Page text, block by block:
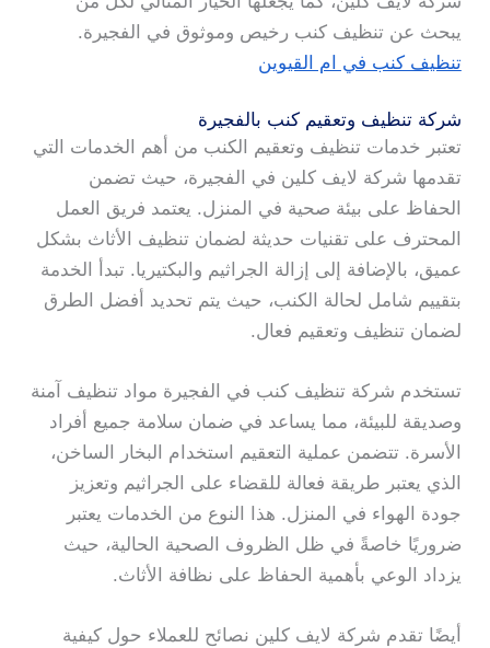
يبحث عن تنظيف كنب رخيص وموثوق في الفجيرة.
تنظيف كنب في ام القيوين
شركة تنظيف وتعقيم كنب بالفجيرة
تعتبر خدمات تنظيف وتعقيم الكنب من أهم الخدمات التي
تقدمها شركة لايف كلين في الفجيرة، حيث تضمن
الحفاظ على بيئة صحية في المنزل. يعتمد فريق العمل
المحترف على تقنيات حديثة لضمان تنظيف الأثاث بشكل
عميق، بالإضافة إلى إزالة الجراثيم والبكتيريا. تبدأ الخدمة
بتقييم شامل لحالة الكنب، حيث يتم تحديد أفضل الطرق
لضمان تنظيف وتعقيم فعال.
تستخدم شركة تنظيف كنب في الفجيرة مواد تنظيف آمنة
وصديقة للبيئة، مما يساعد في ضمان سلامة جميع أفراد
الأسرة. تتضمن عملية التعقيم استخدام البخار الساخن،
الذي يعتبر طريقة فعالة للقضاء على الجراثيم وتعزيز
جودة الهواء في المنزل. هذا النوع من الخدمات يعتبر
ضروريًا خاصةً في ظل الظروف الصحية الحالية، حيث
يزداد الوعي بأهمية الحفاظ على نظافة الأثاث.
أيضًا تقدم شركة لايف كلين نصائح للعملاء حول كيفية